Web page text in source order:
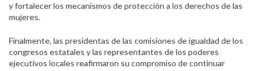
y fortalecer los mecanismos de protección a los derechos de las
mujeres.
Finalmente, las presidentas de las comisiones de igualdad de los
congresos estatales y las representantes de los poderes
ejecutivos locales reafirmaron su compromiso de continuar